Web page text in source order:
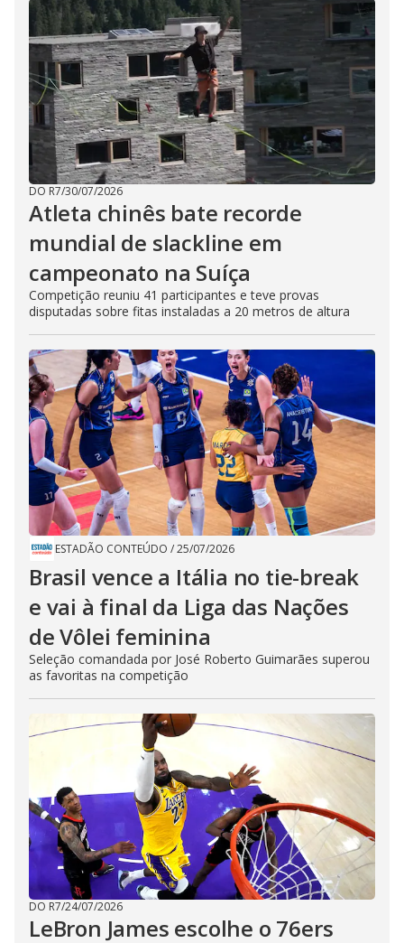
DO R7/30/07/2026
Atleta chinês bate recorde
mundial de slackline em
campeonato na Suíça
Competição reuniu 41 participantes e teve provas
disputadas sobre fitas instaladas a 20 metros de altura
ESTADÃO CONTEÚDO /25/07/2026
Brasil vence a Itália no tie-break
e vai à final da Liga das Nações
de Vôlei feminina
Seleção comandada por José Roberto Guimarães superou
as favoritas na competição
DO R7/24/07/2026
LeBron James escolhe o 76ers